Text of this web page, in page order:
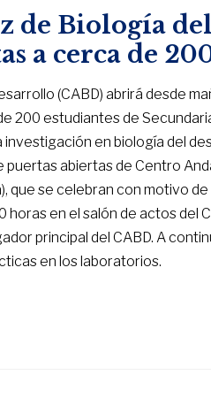
de Biología
a cerca de
(CABD) abrirá desde
200 estudiantes de
en biología del
puertas abiertas de Centro
que se celebran con motivo
horas en el salón de actos
principal del CABD. A
en los laboratorios.